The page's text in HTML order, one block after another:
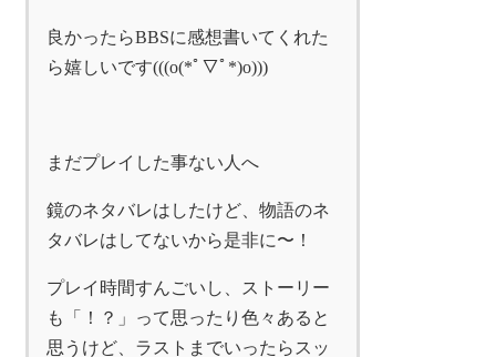
良かったらBBSに感想書いてくれた
ら嬉しいです(((o(*ﾟ▽ﾟ*)o)))
まだプレイした事ない人へ
鏡のネタバレはしたけど、物語のネ
タバレはしてないから是非に〜！
プレイ時間すんごいし、ストーリー
も「！？」って思ったり色々あると
思うけど、ラストまでいったらスッ